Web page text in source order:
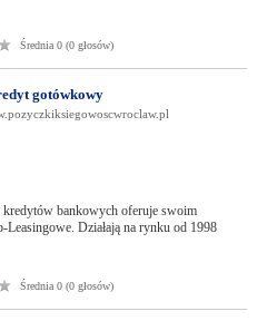
Średnia 0 (0 głosów)
gotówkowy
bankowych oferuje swoim
Działają na rynku od 1998
Średnia 0 (0 głosów)